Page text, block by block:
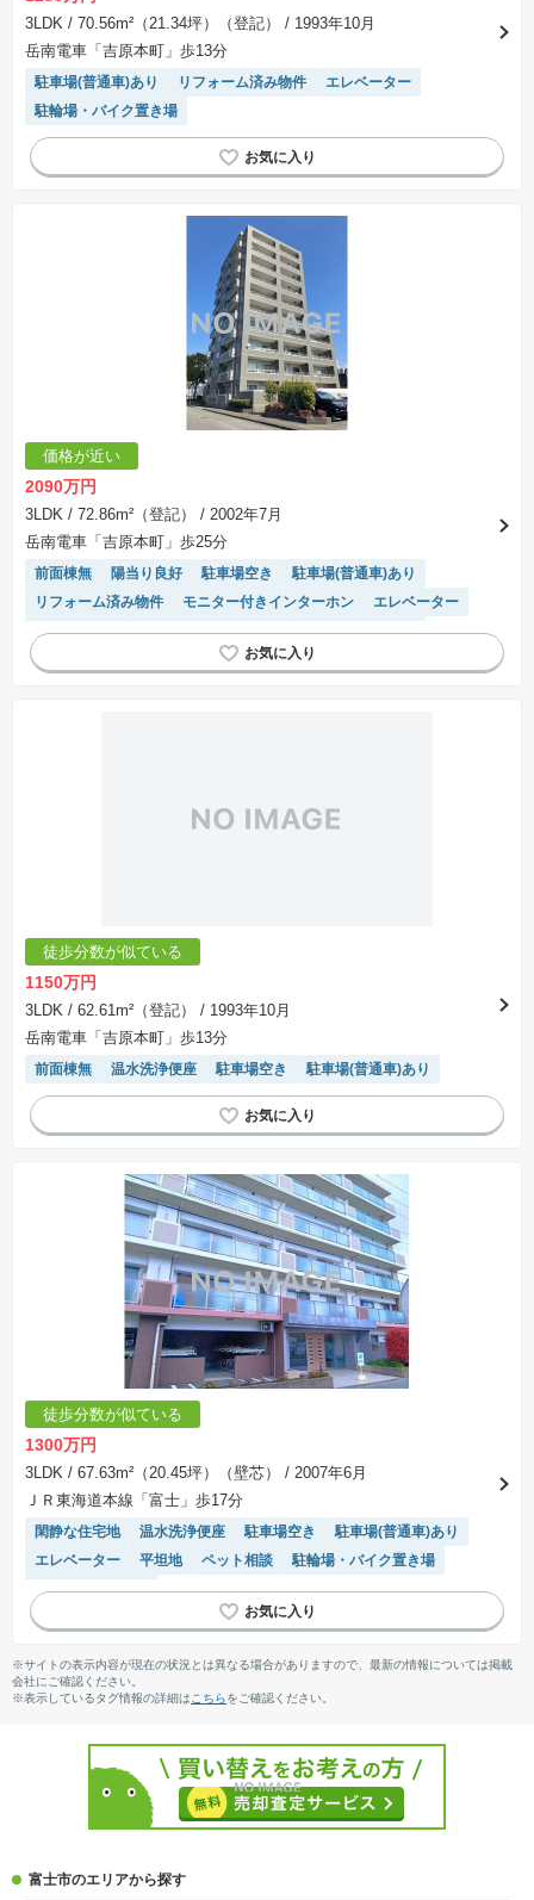
3LDK / 70.56m²（21.34坪）（登記）
/ 1993年10月
岳南電車「吉原本町」歩13分
駐車場(普通車)あり リフォーム済み物件
エレベーター
駐輪場・バイク置き場
価格が近い
2090万円
3LDK / 72.86m²（登記）
/ 2002年7月
岳南電車「吉原本町」歩25分
前面棟無 陽当り良好 駐車場空き
駐車場(普通車)あり
リフォーム済み物件
モニター付きインターホン
エレベーター
宅配ボックス
駐輪場・バイク置き場 システムキッチン
徒歩分数が似ている
1150万円
3LDK / 62.61m²（登記）
/ 1993年10月
岳南電車「吉原本町」歩13分
前面棟無 温水洗浄便座 駐車場空き 駐車場(普通車)あり
徒歩分数が似ている
1300万円
3LDK / 67.63m²（20.45坪）（壁芯）
/ 2007年6月
ＪＲ東海道本線「富士」歩17分
閑静な住宅地 温水洗浄便座 駐車場空き
駐車場(普通車)あり
エレベーター
平坦地 ペット相談
駐輪場・バイク置き場
システムキッチン
※サイトの表示内容が現在の状況とは異なる場合がありますので、最新の情報については掲載
会社にご確認ください。
※表示しているタグ情報の詳細は こちらをご確認ください。
富士市のエリアから探す